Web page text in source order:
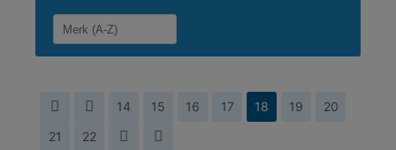
14 15 16 17 18 19
20
21
22